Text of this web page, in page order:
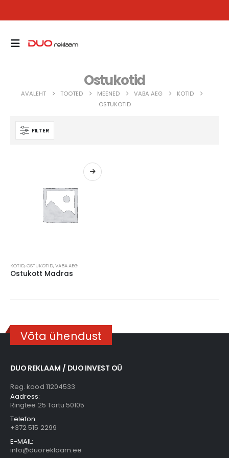
Ostukotid
AVALEHT TOOTED MEENED VABA AEG
KOTID
OSTUKOTID
FILTER
product
variants.
options
may
be
on
product
page
KOTID,OSTUKOTID,VABA AEG
Ostukott Madras
Võta ühendust
DUO REKLAAM / DUO INVEST OÜ
Reg. kood 11204533
Aadress:
Ringtee 25 Tartu 50105
Telefon:
+372 515 2299
E-MAIL:
info@duoreklaam.ee